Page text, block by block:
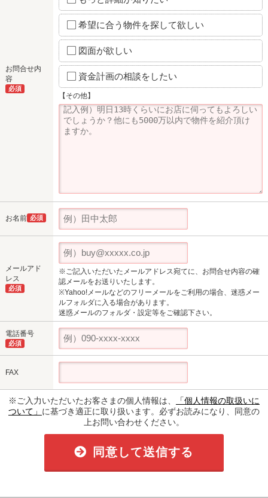
お問合せ内
容
必須
希望に合う物件を探して欲しい
図面が欲しい
資金計画の相談をしたい
【その他】
お名前 必須
メールアド
レス
必須
※ご記入いただいたメールアドレス宛てに、お問合せ内容の確
認メールをお送りいたします。
※Yahoo!メールなどのフリーメールをご利用の場合、迷惑メー
ルフォルダに入る場合があります。
迷惑メールのフォルダ・設定等をご確認下さい。
電話番号
必須
FAX
※ご入力いただいたお客さまの個人情報は、
「個人情報の取扱いに
ついて」 に基づき適正に取り扱います。必ずお読みになり、同意の
上お問い合わせください。
同意して送信する